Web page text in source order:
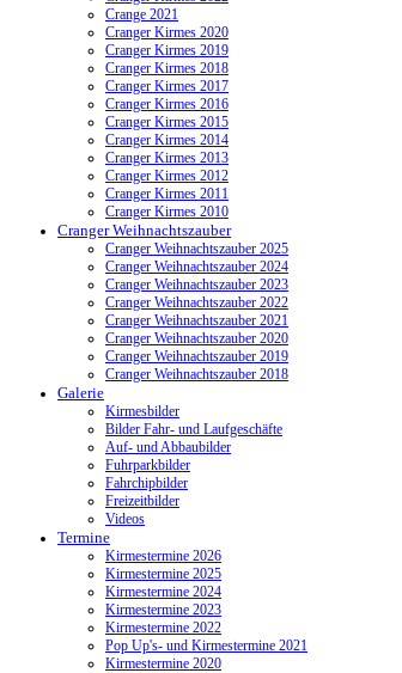
Crange 2021
Cranger Kirmes 2020
Cranger Kirmes 2019
Cranger Kirmes 2018
Cranger Kirmes 2017
Cranger Kirmes 2016
Cranger Kirmes 2015
Cranger Kirmes 2014
Cranger Kirmes 2013
Cranger Kirmes 2012
Cranger Kirmes 2011
Cranger Kirmes 2010
Cranger Weihnachtszauber
Cranger Weihnachtszauber 2025
Cranger Weihnachtszauber 2024
Cranger Weihnachtszauber 2023
Cranger Weihnachtszauber 2022
Cranger Weihnachtszauber 2021
Cranger Weihnachtszauber 2020
Cranger Weihnachtszauber 2019
Cranger Weihnachtszauber 2018
Galerie
Kirmesbilder
Bilder Fahr- und Laufgeschäfte
Auf- und Abbaubilder
Fuhrparkbilder
Fahrchipbilder
Freizeitbilder
Videos
Termine
Kirmestermine 2026
Kirmestermine 2025
Kirmestermine 2024
Kirmestermine 2023
Kirmestermine 2022
Pop Up's- und Kirmestermine 2021
Kirmestermine 2020